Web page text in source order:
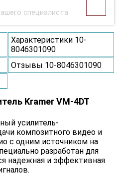
специалиста
Характеристики 10-
8046301090
Отзывы 10-8046301090
Kramer VM-4DT
усилитель-
композитного видео и
с одним источником на
разработан для
надежная и эффективная